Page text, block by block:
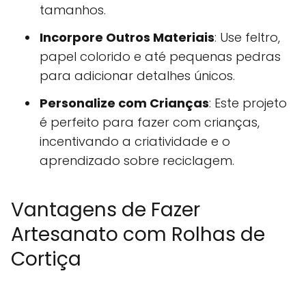
tamanhos.
Incorpore Outros Materiais: Use feltro,
papel colorido e até pequenas pedras
para adicionar detalhes únicos.
Personalize com Crianças: Este projeto
é perfeito para fazer com crianças,
incentivando a criatividade e o
aprendizado sobre reciclagem.
Vantagens de Fazer
Artesanato com Rolhas de
Cortiça